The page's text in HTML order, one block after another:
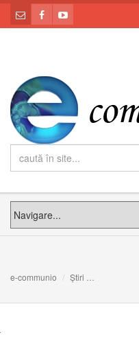
e-communio Știri